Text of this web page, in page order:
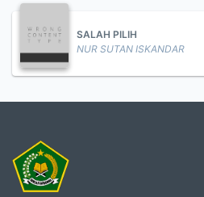
SALAH PILIH
NUR SUTAN ISKANDAR